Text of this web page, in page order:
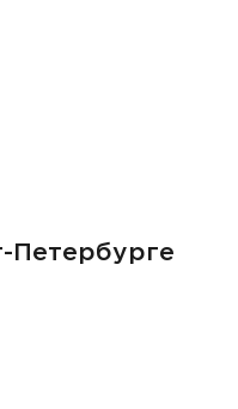
Петербурге